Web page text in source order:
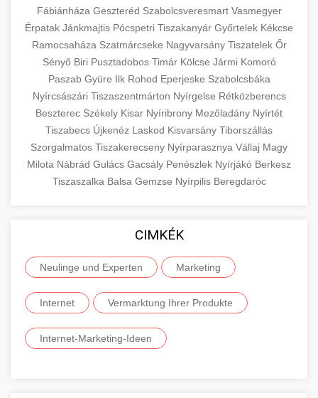
Fábiánháza Geszteréd Szabolcsveresmart Vasmegyer
Érpatak Jánkmajtis Pócspetri Tiszakanyár Győrtelek Kékcse
Ramocsaháza Szatmárcseke Nagyvarsány Tiszatelek Őr
Sényő Biri Pusztadobos Timár Kölcse Jármi Komoró
Paszab Gyüre Ilk Rohod Eperjeske Szabolcsbáka
Nyírcsászári Tiszaszentmárton Nyírgelse Rétközberencs
Beszterec Székely Kisar Nyíribrony Mezőladány Nyírtét
Tiszabecs Újkenéz Laskod Kisvarsány Tiborszállás
Szorgalmatos Tiszakerecseny Nyírparasznya Vállaj Magy
Milota Nábrád Gulács Gacsály Penészlek Nyírjákó Berkesz
Tiszaszalka Balsa Gemzse Nyírpilis Beregdaróc
CIMKÉK
Neulinge und Experten Marketing
Internet Vermarktung Ihrer Produkte
Internet-Marketing-Ideen